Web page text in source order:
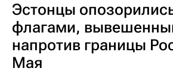
Эстонцы
флагами,
напротив границы
Мая